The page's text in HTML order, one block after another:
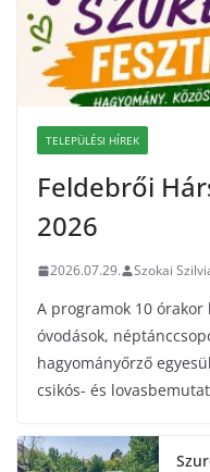
TELEPÜLÉSI HÍREK
Feldebrői
2026
2026.07.29. Szokai
A programok 10
óvodások,
hagyományőrző
csikós- és